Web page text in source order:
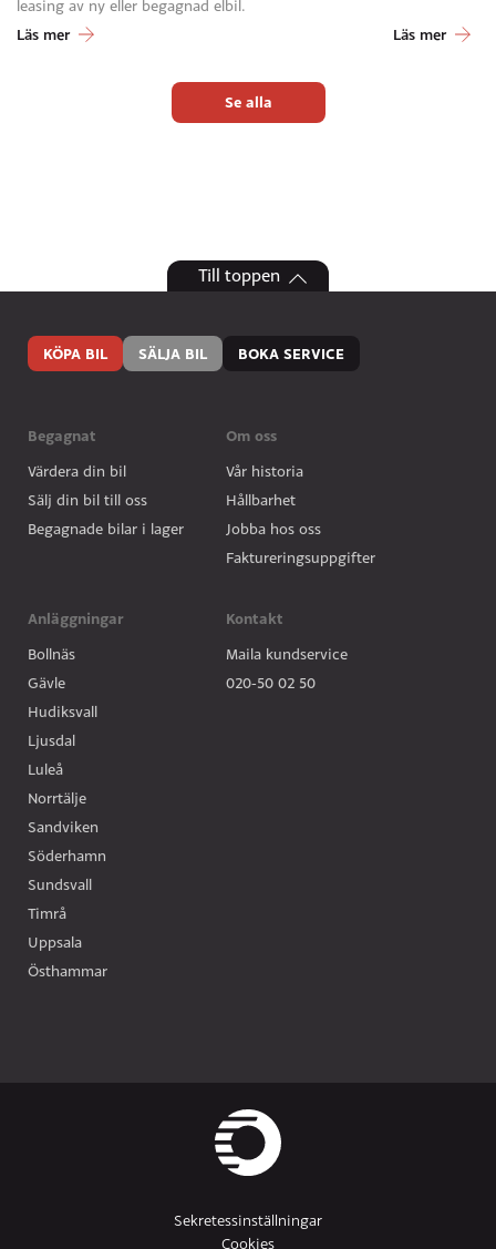
leasing av ny eller begagnad elbil.
Läs mer
Läs mer
Se alla
Till toppen
Begagnat
Värdera din bil
Sälj din bil till oss
Begagnade bilar i lager
Anläggningar
Bollnäs
Gävle
Hudiksvall
Ljusdal
Luleå
Norrtälje
Sandviken
Söderhamn
Sundsvall
Timrå
Uppsala
Östhammar
Om oss
Vår historia
Hållbarhet
Jobba hos oss
Faktureringsuppgifter
Kontakt
Maila kundservice
020-50 02 50
KÖPA BIL SÄLJA BIL BOKA SERVICE
Sekretessinställningar
Cookies